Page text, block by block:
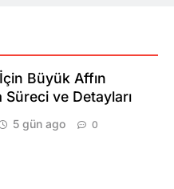
Büyük Affın
ve Detayları
5 gün ago 0